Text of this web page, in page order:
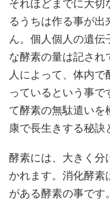
それほどまでに大切
るうちは作る事が
ん。個人個人の遺
な酵素の量は記され
人によって、体内
っているという事
て酵素の無駄遣いを
康で長生きする秘訣
酵素には、大きく分
かれます。消化酵素
がある酵素の事です